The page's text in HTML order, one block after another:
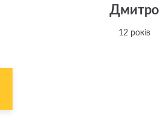
Дмитро
12 років